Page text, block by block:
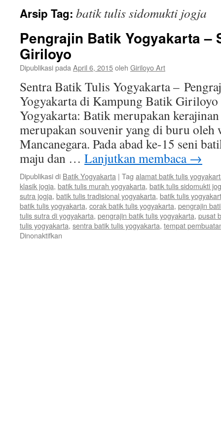
Arsip Tag: batik tulis sidomukti jogja
Pengrajin Batik Yogyakarta –
Giriloyo
Dipublikasi pada April 6, 2015oleh Giriloyo Art
Sentra Batik Tulis Yogyakarta –
Yogyakarta di Kampung Batik
Yogyakarta: Batik merupakan
merupakan souvenir yang di buru oleh
Mancanegara. Pada abad ke-15 seni
maju dan … Lanjutkan membaca →
Dipublikasi di Batik Yogyakarta | Tag alamat batik tulis
klasik jogja, batik tulis murah yogyakarta, batik tulis sidomukti
sutra jogja, batik tulis tradisional yogyakarta, batik tulis
batik tulis yogyakarta, corak batik tulis yogyakarta, pengrajin
tulis sutra di yogyakarta, pengrajin batik tulis yogyakarta, pusat
tulis yogyakarta, sentra batik tulis yogyakarta, tempat
Dinonaktifkan